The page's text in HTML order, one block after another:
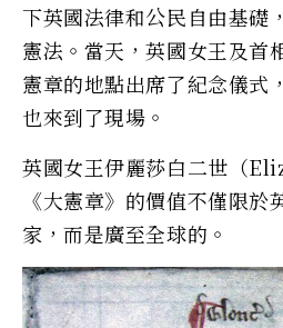
下英國法律和公民自由基礎
憲法。當天，英國女王及首
憲章的地點出席了紀念儀式
也來到了現場。
英國女王伊麗莎白二世（
《大憲章》的價值不僅限於
家，而是廣至全球的。